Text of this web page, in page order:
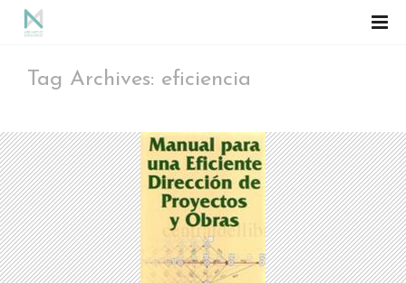
Tag Archives: eficiencia